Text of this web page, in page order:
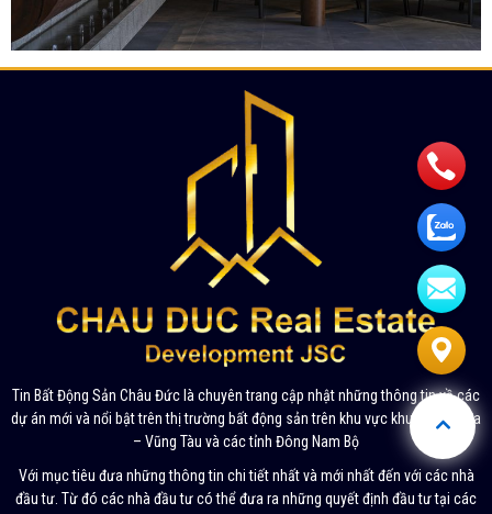
Tin Bất Động Sản Châu Đức là chuyên trang cập nhật những thông tin về các
dự án mới và nổi bật trên thị trường bất động sản trên khu vực khu vực Bà Rịa
– Vũng Tàu và các tỉnh Đông Nam Bộ
Với mục tiêu đưa những thông tin chi tiết nhất và mới nhất đến với các nhà
đầu tư. Từ đó các nhà đầu tư có thể đưa ra những quyết định đầu tư tại các